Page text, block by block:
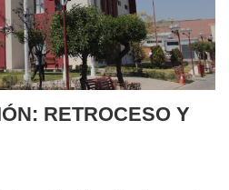
RETROCESO Y